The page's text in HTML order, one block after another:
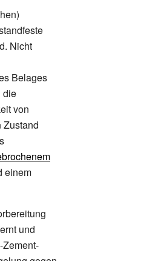
Nicht
Belages
die
von
Zustand
einem
und